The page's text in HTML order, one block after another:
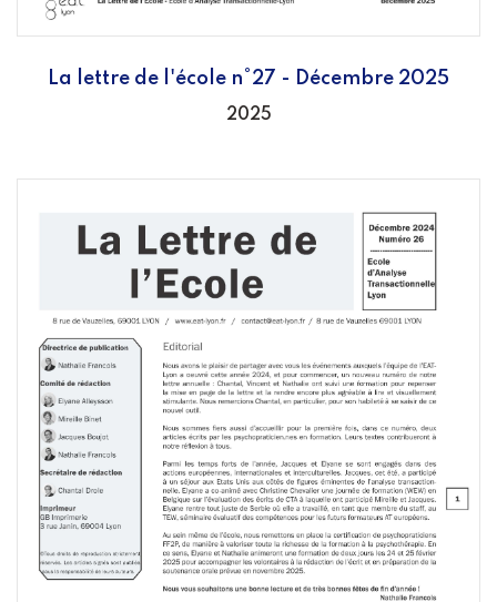
La lettre de l'école n°27 - Décembre 2025
2025